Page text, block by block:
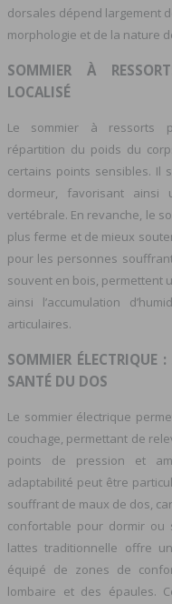
dorsales dépend largement
morphologie et de la nature
SOMMIER À
LOCALISÉ
Le sommier à ressorts
répartition du poids du
certains points sensibles. Il
dormeur, favorisant
vertébrale. En revanche, le
plus ferme et de mieux
pour les personnes
souvent en bois, permettent
ainsi l’accumulation
articulaires.
SOMMIER ÉLECTRIQUE
SANTÉ DU DOS
Le sommier électrique
couchage, permettant de
points de pression et
adaptabilité peut être
souffrant de maux de dos,
confortable pour dormir ou
lattes traditionnelle offre
équipé de zones de
lombaire et des épaules.